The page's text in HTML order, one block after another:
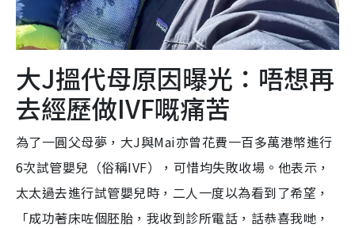
大J搵代母原因曝光：唔想再
去經歷做IVF嘅痛苦
為了一圓父母夢，大J與Mai亦曾花費一百多萬港幣進行
6次試管嬰兒（俗稱IVF），可惜均失敗收場。他表示，
太太過去進行試管嬰兒時，二人一度以為看到了希望，
「成功著床咗個胚胎，我收到診所電話，話恭喜我哋，